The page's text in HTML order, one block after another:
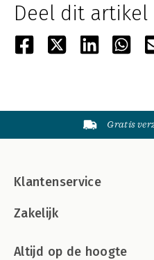
Deel dit artikel
Gratis
Klantenservice
Zakelijk
Altijd op de hoogte